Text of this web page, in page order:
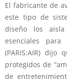
El fabricante de
este tipo de
diseño los
esenciales
(PARIS:AIR) dijo
protegidos de
de